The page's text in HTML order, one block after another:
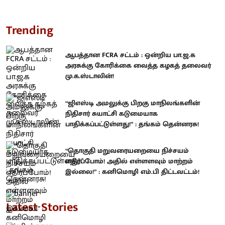
Trending
ஆபத்தான FCRA சட்டம் : ஒன்றிய பா.ஜ.க
அரசுக்கு கோரிக்கை வைத்த கழகத் தலைவர்
மு.க.ஸ்டாலின்!
“ஜிஎஸ்டி அமலுக்கு பிறகு மாநிலங்களின்
நிதிசார் சுயாட்சி கடுமையாக
பாதிக்கப்பட்டுள்ளது!” : தங்கம் தென்னரசு!
“தொகுதி மறுவரையறையை நிச்சயம்
எதிர்ப்போம்! அதில் எள்ளளவும் மாற்றம்
இல்லை!” : கனிமொழி எம்.பி திட்டவட்டம்!
Latest Stories